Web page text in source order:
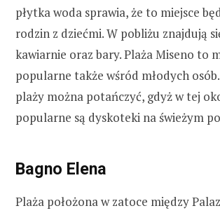
płytka woda sprawia, że to miejsce
rodzin z dziećmi. W pobliżu znajdują
kawiarnie oraz bary. Plaża Miseno to
popularne także wśród młodych
plaży można potańczyć, gdyż w tej
popularne są dyskoteki na świeżym
Bagno Elena
Plaża położona w zatoce między